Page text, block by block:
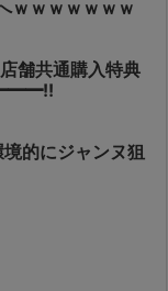
ｗｗｗｗｗｗｗ
舗共通購入特典
的にジャンヌ狙